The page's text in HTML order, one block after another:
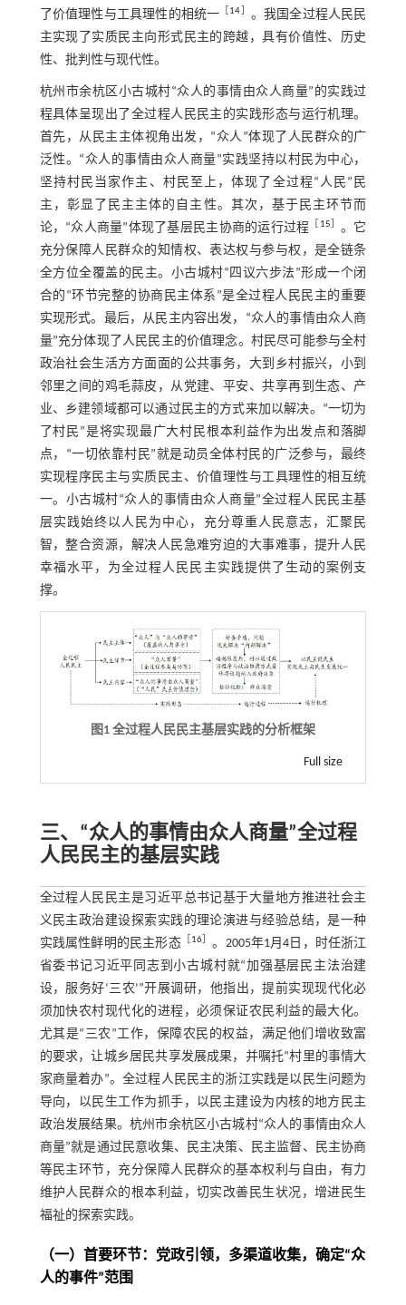
了价值理性与工具理性的相统一
14
。我国全过程人民民
主实现了实质民主向形式民主的跨越，具有价值性、历史
性、批判性与现代性。
杭州市余杭区小古城村“众人的事情由众人商量”的实践过
程具体呈现出了全过程人民民主的实践形态与运行机理。
首先，从民主主体视角出发，“众人”体现了人民群众的广
泛性。“众人的事情由众人商量”实践坚持以村民为中心，
坚持村民当家作主、村民至上，体现了全过程“人民”民
主，彰显了民主主体的自主性。其次，基于民主环节而
论，“众人商量”体现了基层民主协商的运行过程
15
。它
充分保障人民群众的知情权、表达权与参与权，是全链条
全方位全覆盖的民主。小古城村“四议六步法”形成一个闭
合的“环节完整的协商民主体系”是全过程人民民主的重要
实现形式。最后，从民主内容出发，“众人的事情由众人商
量”充分体现了人民民主的价值理念。村民尽可能参与全村
政治社会生活方方面面的公共事务，大到乡村振兴，小到
邻里之间的鸡毛蒜皮，从党建、平安、共享再到生态、产
业、乡建领域都可以通过民主的方式来加以解决。“一切为
了村民”是将实现最广大村民根本利益作为出发点和落脚
点，“一切依靠村民”就是动员全体村民的广泛参与，最终
实现程序民主与实质民主、价值理性与工具理性的相互统
一。小古城村“众人的事情由众人商量”全过程人民民主基
层实践始终以人民为中心，充分尊重人民意志，汇聚民
智，整合资源，解决人民急难穷迫的大事难事，提升人民
幸福水平，为全过程人民民主实践提供了生动的案例支
撑。
图1 全过程人民民主基层实践的分析框架
Full size
三、“众人的事情由众人商量”全过程
人民民主的基层实践
全过程人民民主是习近平总书记基于大量地方推进社会主
义民主政治建设探索实践的理论演进与经验总结，是一种
实践属性鲜明的民主形态［ 16］ 。2005年1月4日，时任浙江
省委书记习近平同志到小古城村就“加强基层民主法治建
设，服务好‘三农’”开展调研，他指出，提前实现现代化必
须加快农村现代化的进程，必须保证农民利益的最大化。
尤其是“三农”工作，保障农民的权益，满足他们增收致富
的要求，让城乡居民共享发展成果，并嘱托“村里的事情大
家商量着办”。全过程人民民主的浙江实践是以民生问题为
导向，以民生工作为抓手，以民主建设为内核的地方民主
政治发展结果。杭州市余杭区小古城村“众人的事情由众人
商量”就是通过民意收集、民主决策、民主监督、民主协商
等民主环节，充分保障人民群众的基本权利与自由，有力
维护人民群众的根本利益，切实改善民生状况，增进民生
福祉的探索实践。
（一）首要环节：党政引领，多渠道收集，确定“众
人的事件”范围